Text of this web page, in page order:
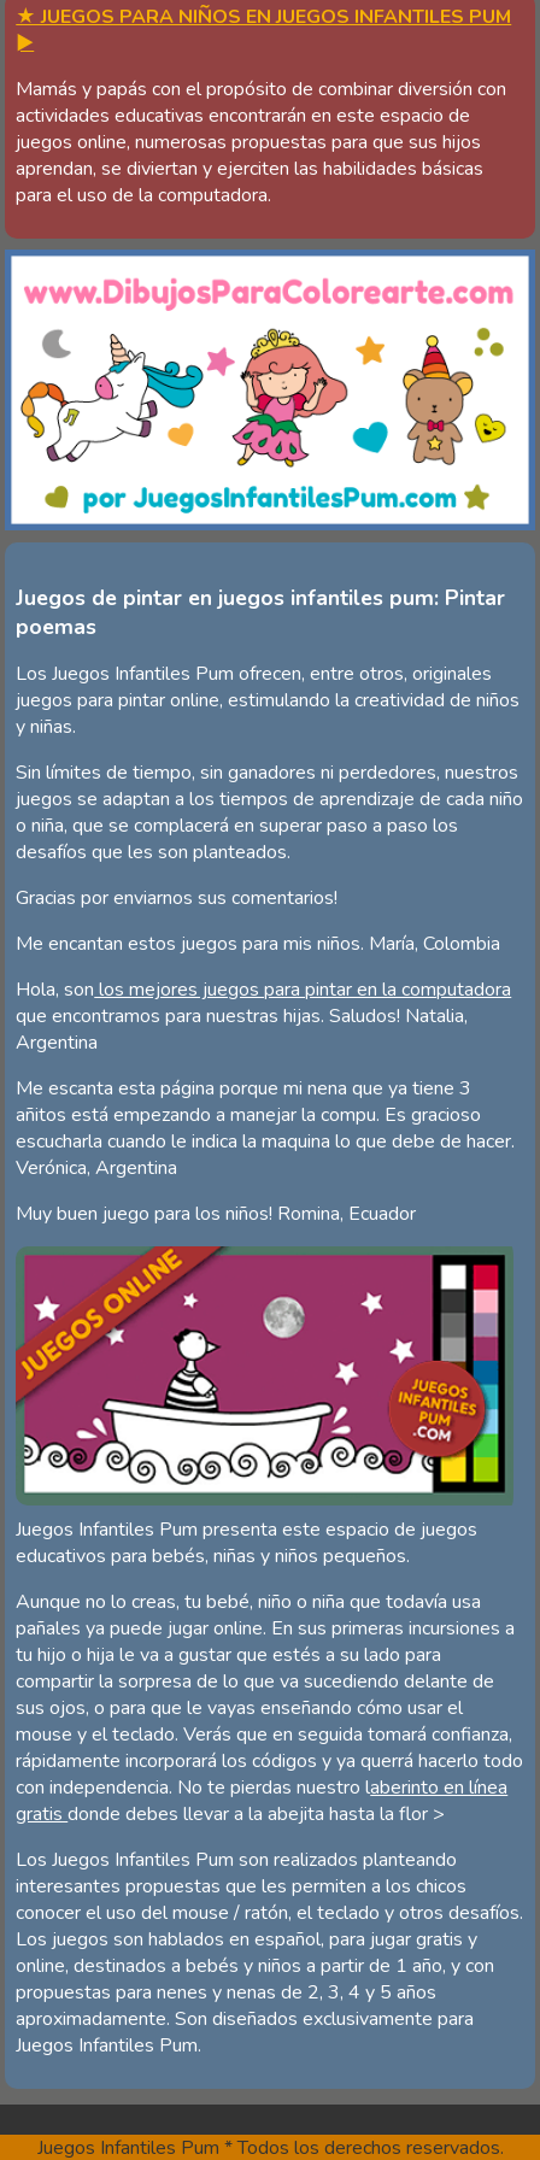
★ JUEGOS PARA NIÑOS EN JUEGOS INFANTILES PUM
►
Mamás y papás con el propósito de combinar diversión con
actividades educativas encontrarán en este espacio de
juegos online, numerosas propuestas para que sus hijos
aprendan, se diviertan y ejerciten las habilidades básicas
para el uso de la computadora.
Juegos de pintar en juegos infantiles pum: Pintar
poemas
Los Juegos Infantiles Pum ofrecen, entre otros, originales
juegos para pintar online, estimulando la creatividad de niños
y niñas.
Sin límites de tiempo, sin ganadores ni perdedores, nuestros
juegos se adaptan a los tiempos de aprendizaje de cada niño
o niña, que se complacerá en superar paso a paso los
desafíos que les son planteados.
Gracias por enviarnos sus comentarios!
Me encantan estos juegos para mis niños. María, Colombia
Hola, son los mejores juegos para pintar en la computadora
que encontramos para nuestras hijas. Saludos! Natalia,
Argentina
Me escanta esta página porque mi nena que ya tiene 3
añitos está empezando a manejar la compu. Es gracioso
escucharla cuando le indica la maquina lo que debe de hacer.
Verónica, Argentina
Muy buen juego para los niños! Romina, Ecuador
Juegos Infantiles Pum presenta este espacio de juegos
educativos para bebés, niñas y niños pequeños.
Aunque no lo creas, tu bebé, niño o niña que todavía usa
pañales ya puede jugar online. En sus primeras incursiones a
tu hijo o hija le va a gustar que estés a su lado para
compartir la sorpresa de lo que va sucediendo delante de
sus ojos, o para que le vayas enseñando cómo usar el
mouse y el teclado. Verás que en seguida tomará confianza,
rápidamente incorporará los códigos y ya querrá hacerlo todo
con independencia. No te pierdas nuestro laberinto en línea
gratisdonde debes llevar a la abejita hasta la flor >
Los Juegos Infantiles Pum son realizados planteando
interesantes propuestas que les permiten a los chicos
conocer el uso del mouse / ratón, el teclado y otros desafíos.
Los juegos son hablados en español, para jugar gratis y
online, destinados a bebés y niños a partir de 1 año, y con
propuestas para nenes y nenas de 2, 3, 4 y 5 años
aproximadamente. Son diseñados exclusivamente para
Juegos Infantiles Pum.
Juegos Infantiles Pum * Todos los derechos reservados.